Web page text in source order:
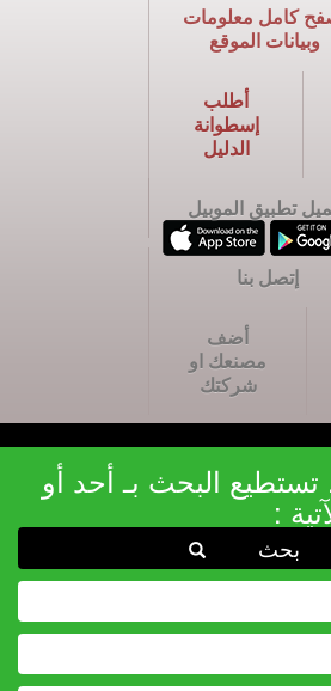
كامل معلومات
وبيانات الموقع
أطلب
إسطوانة
الدليل
تطبيق الموبيل
إتصل بنا
أضف
مصنعك او
شركتك
البحث بـ أحد أو
: